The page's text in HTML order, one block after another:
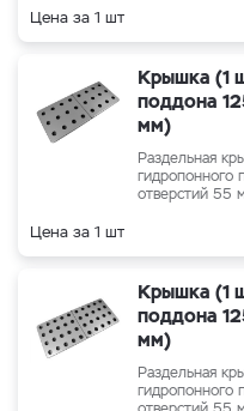
Цена за 1 шт
Крышка (1
поддона
мм)
Раздельная
гидропонного
отверстий 55
Цена за 1 шт
Крышка (1
поддона
мм)
Раздельная
гидропонного